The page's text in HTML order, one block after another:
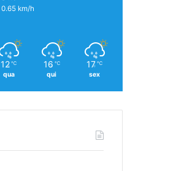
0.65 km/h
12 ℃
qua
16 ℃
qui
17 ℃
sex